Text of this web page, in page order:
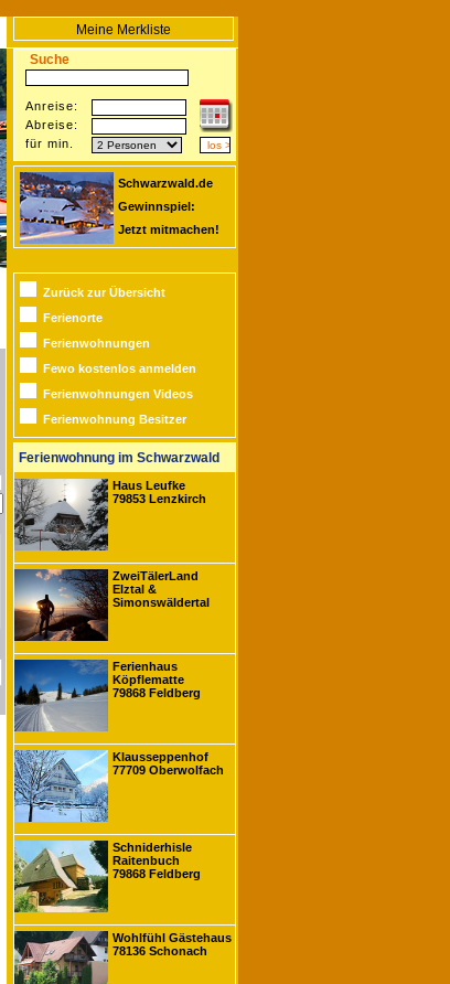
Meine Merkliste
Suche
Anreise:
Abreise:
für min.
Schwarzwald.de
Gewinnspiel:
Jetzt mitmachen!
Zurück zur Übersicht
Ferienorte
Ferienwohnungen
Fewo kostenlos anmelden
Ferienwohnungen Videos
Ferienwohnung Besitzer
Ferienwohnung im Schwarzwald
Haus Leufke
79853 Lenzkirch
ZweiTälerLand
Elztal &
Simonswäldertal
Ferienhaus
Köpflematte
79868 Feldberg
Klausseppenhof
77709 Oberwolfach
Schniderhisle
Raitenbuch
79868 Feldberg
Wohlfühl Gästehaus
78136 Schonach